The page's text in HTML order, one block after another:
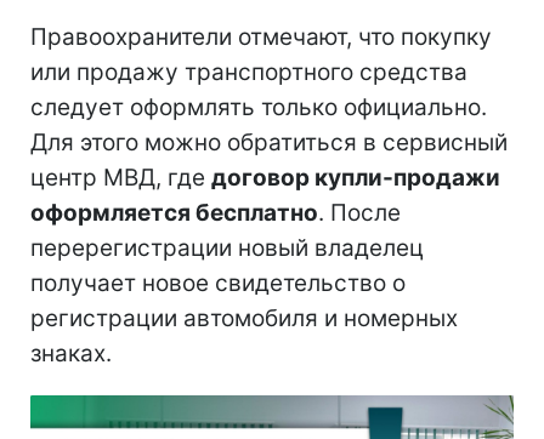
Правоохранители отмечают, что покупку
или продажу транспортного средства
следует оформлять только официально.
Для этого можно обратиться в сервисный
центр МВД, где договор купли-продажи
оформляется бесплатно. После
перерегистрации новый владелец
получает новое свидетельство о
регистрации автомобиля и номерных
знаках.